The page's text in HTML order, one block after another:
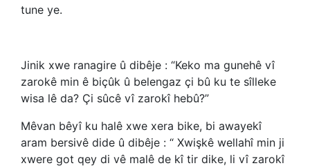
tune ye.
Jinik xwe ranagire û dibêje : “Keko ma gunehê vî
zarokê min ê biçûk û belengaz çi bû ku te sîlleke
wisa lê da? Çi sûcê vî zarokî hebû?”
Mêvan bêyî ku halê xwe xera bike, bi awayekî
aram bersivê dide û dibêje : “ Xwişkê wellahî min ji
xwere got qey di vê malê de kî tir dike, li vî zarokî